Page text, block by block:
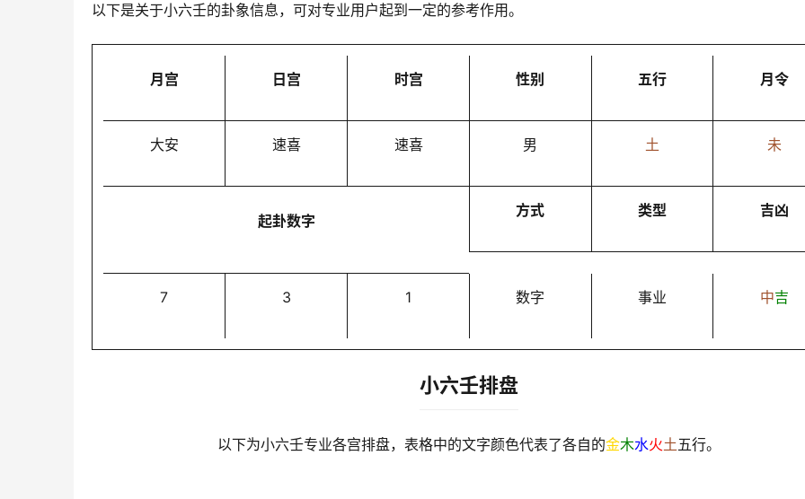
以下是关于小六壬的卦象信息，可对专业用户起到一定的参考作用。
月宫 日宫 时宫 性别 五行 月令
大安 速喜 速喜 男 土 未
起卦数字
方式 类型 吉凶
7 3 1 数字 事业 中吉
小六壬排盘
以下为小六壬专业各宫排盘，表格中的文字颜色代表了各自的金木水火土五行。